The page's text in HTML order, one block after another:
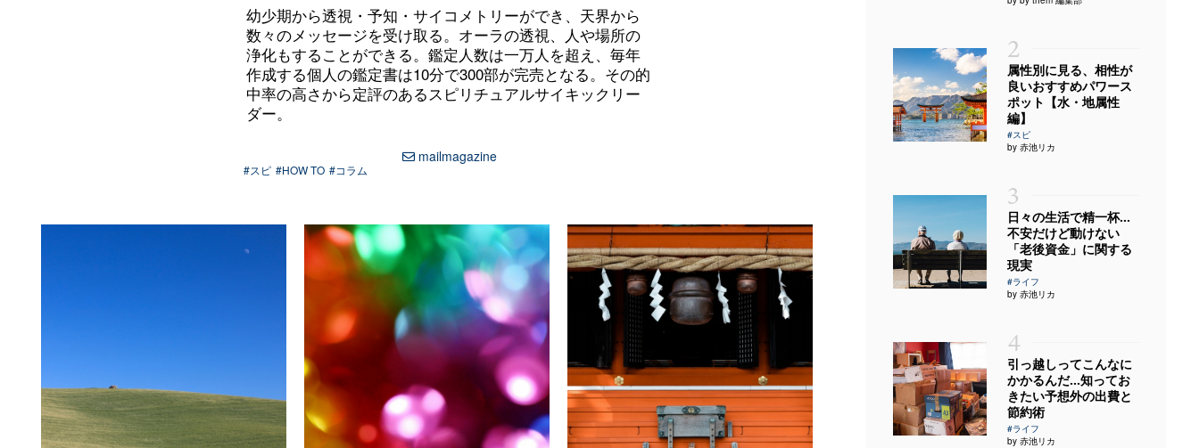
幼少期から透視・予知・サイコメトリーができ、 天界から
数々のメッセージを受け取る。オーラの透視、
人や場所の
浄化もすることができる。鑑定人数は一万人を超え、 毎年
作成する個人の鑑定書は10分で300部が完売となる。 その的
中率の高さから定評のあるスピリチュアルサイキックリー
ダー。
mailmagazine
#スピ #HOW TO #コラム
2
属性別に見る、相性が
良いおすすめパワース
ポット【水・地属性
編】
#スピ
by 赤池リカ
3
日々の生活で精一杯…
不安だけど動けない
「老後資金」に関する
現実
#ライフ
by 赤池リカ
4
引っ越しってこんなに
かかるんだ…知ってお
きたい予想外の出費と
節約術
#ライフ
by 赤池リカ